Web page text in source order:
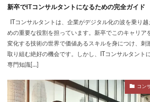
新卒でITコンサルタントになるための完全ガイド
ITコンサルタントは、企業がデジタル化の波を乗り
めの重要な役割を担っています。新卒でこのキャリア
変化する技術の世界で価値あるスキルを身につけ、刺
取り組む絶好の機会です。しかし、ITコンサルタント
専門知識[…]
コン